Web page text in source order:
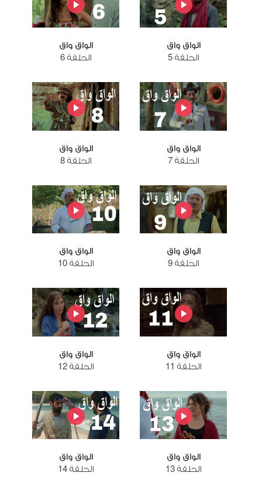
الواق واق
الحلقة 5
الواق واق
الحلقة 6
الواق واق
الحلقة 7
الواق واق
الحلقة 8
الواق واق
الحلقة 9
الواق واق
الحلقة 10
الواق واق
الحلقة 11
الواق واق
الحلقة 12
الواق واق
الحلقة 13
الواق واق
الحلقة 14